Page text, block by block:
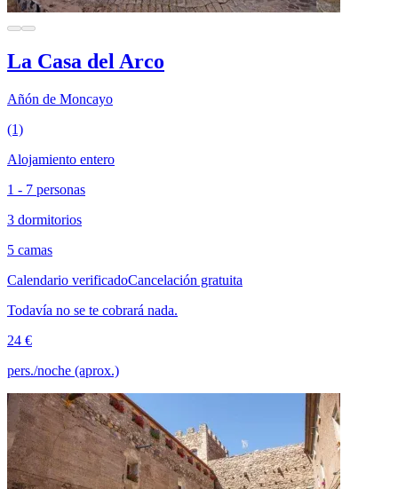
La Casa del Arco
Añón de Moncayo
(1)
Alojamiento entero
1 - 7 personas
3 dormitorios
5 camas
Calendario verificadoCancelación gratuita
Todavía no se te cobrará nada.
24 €
pers./noche (aprox.)